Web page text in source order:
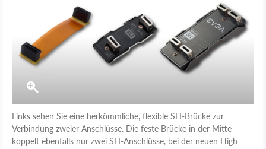
Links sehen Sie eine herkömmliche, flexible SLI-Brücke zur
Verbindung zweier Anschlüsse. Die feste Brücke in der Mitte
koppelt ebenfalls nur zwei SLI-Anschlüsse, bei der neuen High